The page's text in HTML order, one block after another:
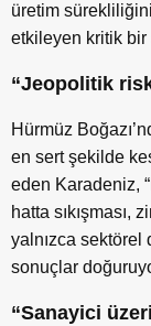
üretim
etkileyen kritik
“Jeopolitik
Hürmüz
en sert şekilde
eden Karadeniz,
hatta sıkışması,
yalnızca
sonuçlar
“Sanayici